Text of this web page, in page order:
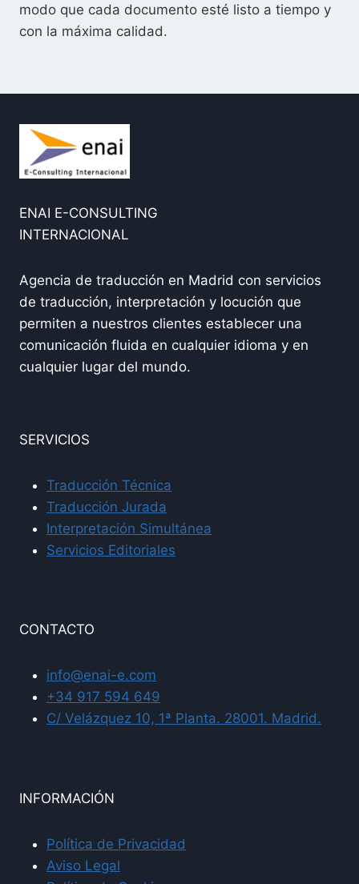
modo que cada documento esté listo a tiempo y
con la máxima calidad.
ENAI E-CONSULTING
INTERNACIONAL
Agencia de traducción en Madrid con servicios
de traducción, interpretación y locución que
permiten a nuestros clientes establecer una
comunicación fluida en cualquier idioma y en
cualquier lugar del mundo.
SERVICIOS
Traducción Técnica
Traducción Jurada
Interpretación Simultánea
Servicios Editoriales
CONTACTO
info@enai-e.com
+34 917 594 649
C/ Velázquez 10, 1ª Planta. 28001. Madrid.
INFORMACIÓN
Política de Privacidad
Aviso Legal